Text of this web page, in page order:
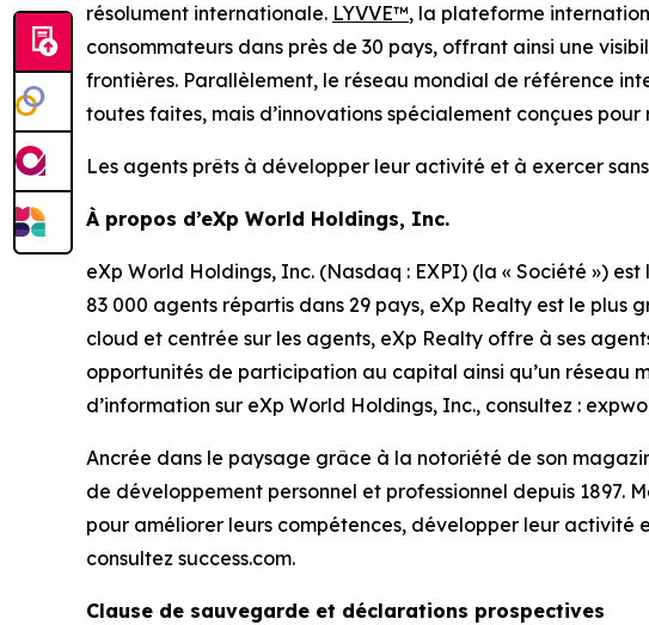
résolument internationale. LYVVE™, la plateforme
consommateurs dans près de 30 pays, offrant ainsi une
frontières. Parallèlement, le réseau mondial de référence
toutes faites, mais d’innovations spécialement conçues
Les agents prêts à développer leur activité et à exercer
À propos d’eXp World Holdings, Inc.
eXp World Holdings, Inc. (Nasdaq : EXPI) (la « Société »)
83 000 agents répartis dans 29 pays, eXp Realty est le
cloud et centrée sur les agents, eXp Realty offre à ses
opportunités de participation au capital ainsi qu’un réseau
d’information sur eXp World Holdings, Inc., consultez :
Ancrée dans le paysage grâce à la notoriété de son
de développement personnel et professionnel depuis 1897.
pour améliorer leurs compétences, développer leur activité
consultez success.com.
Clause de sauvegarde et déclarations prospectives